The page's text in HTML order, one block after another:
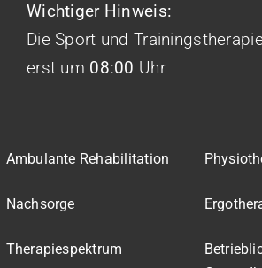
Wichtiger Hinweis:
Die Sport und
erst um 08:00 Uhr
Ambulante Rehabilitation
Nachsorge
Therapiespektrum